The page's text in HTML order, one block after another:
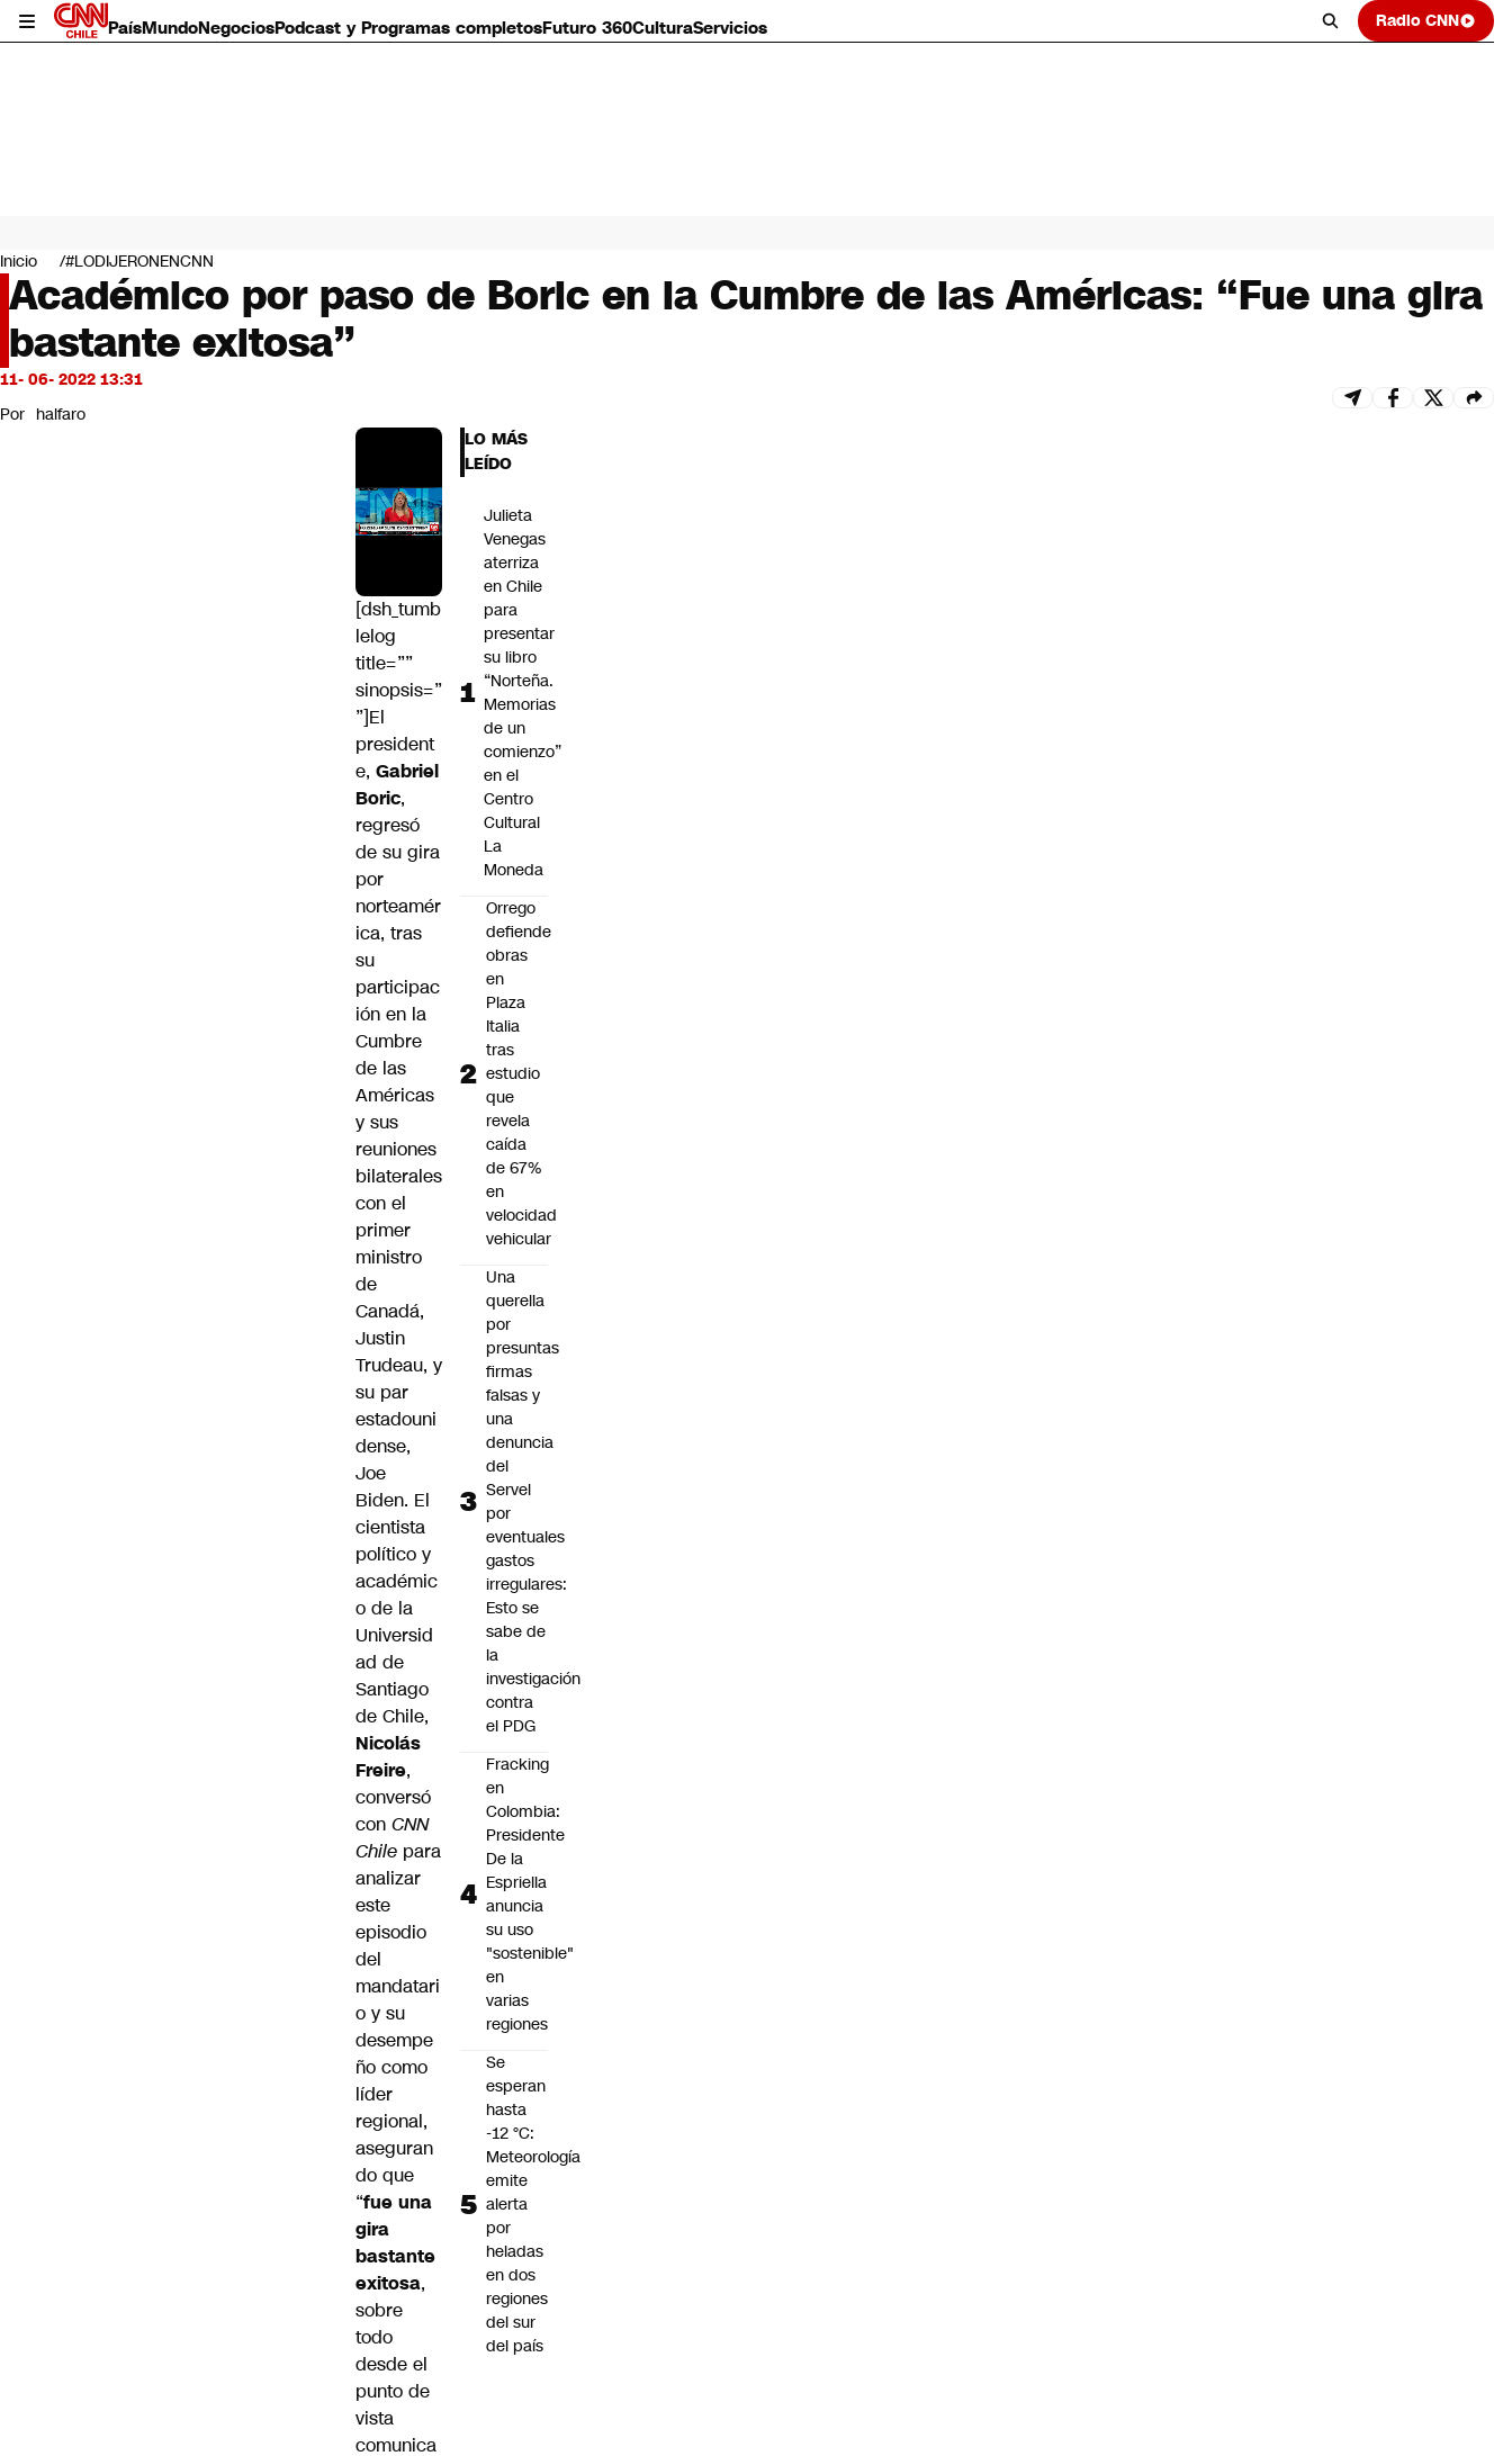
PaísMundoNegociosPodcast y Programas completosFuturo 360CulturaServicios Radio CNN
Mundo
Negocios
Deportes
Programas completos
Cultura
Servicios
Bits
CNN Data
Inicio #LODIJERONENCNN
Académico por paso de Boric en la Cumbre de las Américas: “Fue una gira
bastante exitosa”
11- 06- 2022 13:31
Por halfaro
[dsh_tumb
lelog
title=””
sinopsis=”
”]El
president
e, Gabriel
Boric,
regresó
de su gira
por
norteamér
ica, tras
su
participac
ión en la
Cumbre
de las
Américas
y sus
reuniones
bilaterales
con el
primer
ministro
de
Canadá,
Justin
Trudeau, y
su par
estadouni
dense,
Joe
Biden. El
cientista
político y
académic
o de la
Universid
ad de
Santiago
de Chile,
Nicolás
Freire,
conversó
con CNN
Chile para
analizar
este
episodio
del
mandatari
o y su
desempe
ño como
líder
regional,
aseguran
do que
“fue una
gira
bastante
exitosa,
sobre
todo
desde el
punto de
vista
comunica
LO MÁS
LEÍDO
Julieta
Venegas
aterriza
en Chile
para
presentar
su libro
“Norteña.
Memorias
de un
comienzo”
en el
Centro
Cultural
La
Moneda
Orrego
defiende
obras
en
Plaza
Italia
tras
estudio
que
revela
caída
de 67%
en
velocidad
vehicular
Una
querella
por
presuntas
firmas
falsas y
una
denuncia
del
Servel
por
eventuales
gastos
irregulares:
Esto se
sabe de
la
investigación
contra
el PDG
Fracking
en
Colombia:
Presidente
De la
Espriella
anuncia
su uso
"sostenible"
en
varias
regiones
Se
esperan
hasta
-12 °C:
Meteorología
emite
alerta
por
heladas
en dos
regiones
del sur
del país